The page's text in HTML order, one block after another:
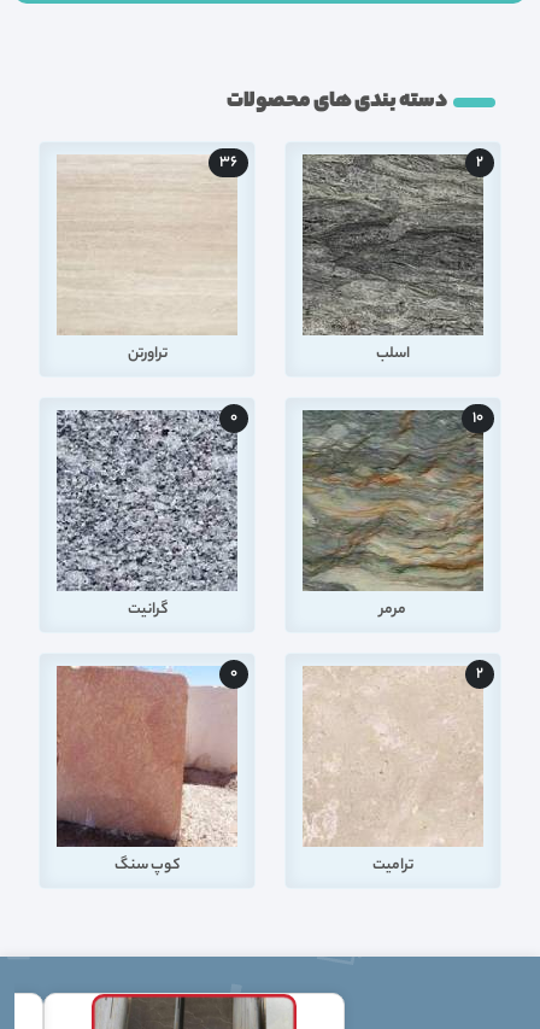
دسته بندی های محصولات
اسلب
2
تراورتن
36
مرمر
10
گرانیت
0
ترامیت
2
کوپ سنگ
0